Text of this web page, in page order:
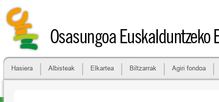
Osasungoa Euskalduntzeko
Hasiera Albisteak Elkartea Biltzarrak Agiri fondoa